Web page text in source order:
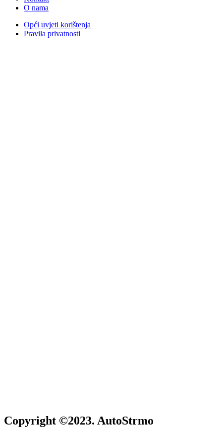
O nama
Opći uvjeti korištenja
Pravila privatnosti
Copyright ©2023. AutoStrmo